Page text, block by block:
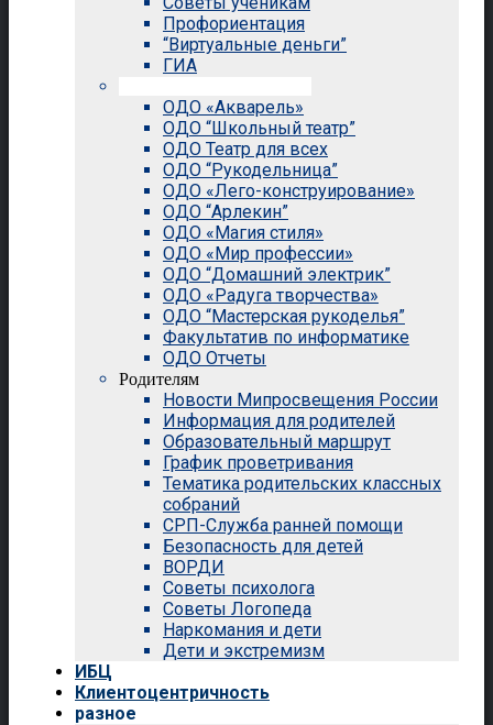
Профориентация
“Виртуальные деньги”
ГИА
ОДО «Акварель»
ОДО “Школьный театр”
ОДО Театр для всех
ОДО “Рукодельница”
ОДО «Лего-конструирование»
ОДО “Арлекин”
ОДО «Магия стиля»
ОДО «Мир профессии»
ОДО “Домашний электрик”
ОДО «Радуга творчества»
ОДО “Мастерская рукоделья”
Факультатив по информатике
ОДО Отчеты
Родителям
Новости Мипросвещения России
Информация для родителей
Образовательный маршрут
График проветривания
Тематика родительских классных
собраний
СРП-Служба ранней помощи
Безопасность для детей
ВОРДИ
Советы психолога
Советы Логопеда
Наркомания и дети
Дети и экстремизм
ИБЦ
Клиентоцентричность
разное